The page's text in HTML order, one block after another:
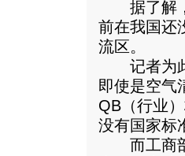
据了解，
前在我国还
流区。
记者为此
即使是空气
QB（行业
没有国家标
而工商部